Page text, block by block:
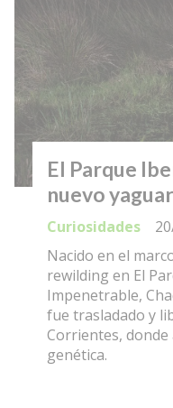
El Parque
nuevo
Curiosidades
Nacido en el
rewilding en El
Impenetrable,
fue trasladado y
Corrientes,
genética.